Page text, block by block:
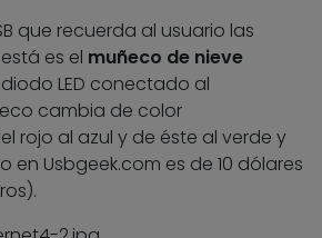
que recuerda al usuario las
es el muñeco de nieve
LED conectado al
cambia de color
rojo al azul y de éste al verde y
en Usbgeek.com es de 10 dólares